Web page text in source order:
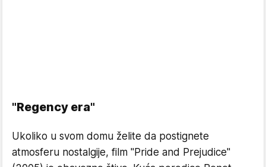
"Regency era"
Ukoliko u svom domu želite da postignete
atmosferu nostalgije, film "Pride and Prejudice"